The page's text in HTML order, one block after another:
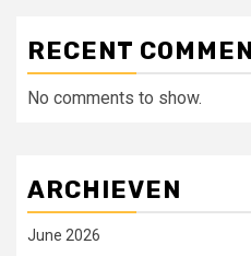
RECENT
No comments to show.
ARCHIEVEN
June 2026